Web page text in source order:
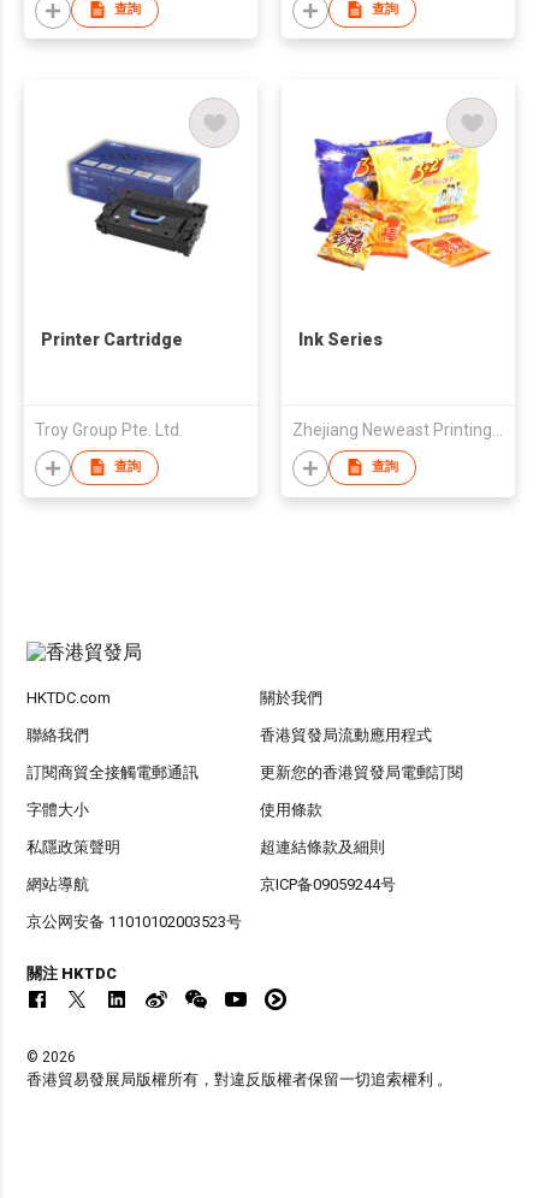
查詢 查詢
Printer Cartridge
Troy Group Pte. Ltd.
查詢
Ink Series
查詢
HKTDC.com 關於我們
聯絡我們 香港貿發局流動應用程式
訂閱商貿全接觸電郵通訊 更新您的香港貿發局電郵訂閱
字體大小 使用條款
私隱政策聲明 超連結條款及細則
網站導航 京ICP备09059244号
京公网安备 11010102003523号
關注 HKTDC
© 2026
香港貿易發展局版權所有，對違反版權者保留一切追索權利 。